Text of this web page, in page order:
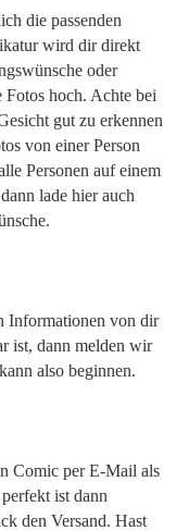
die passenden
wird dir direkt
oder
Fotos hoch. Achte bei
gut zu erkennen
von einer Person
Personen auf einem
lade hier auch
Informationen von dir
ist, dann melden wir
also beginnen.
Comic per E-Mail als
ist dann
den Versand. Hast